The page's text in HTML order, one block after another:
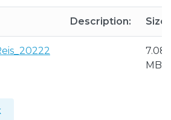
Description: Size:
7.08
MB